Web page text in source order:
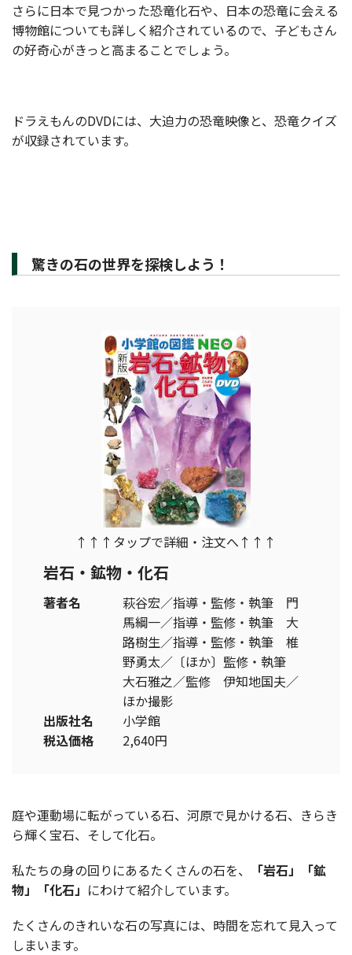
さらに日本で見つかった恐竜化石や、日本の恐竜に会える
博物館についても詳しく紹介されているので、子どもさん
の好奇心がきっと高まることでしょう。
ドラえもんのDVDには、大迫力の恐竜映像と、恐竜クイズ
が収録されています。
驚きの石の世界を探検しよう！
↑↑↑タップで詳細・注文へ↑↑↑
岩石・鉱物・化石
著者名
萩谷宏／指導・監修・執筆 門
馬綱一／指導・監修・執筆 大
路樹生／指導・監修・執筆 椎
野勇太／〔ほか〕監修・執筆
大石雅之／監修 伊知地国夫／
ほか撮影
出版社名
小学館
税込価格
2,640円
庭や運動場に転がっている石、河原で見かける石、きらき
ら輝く宝石、そして化石。
私たちの身の回りにあるたくさんの石を、
「岩石」「鉱
物」「化石」 にわけて紹介しています。
たくさんのきれいな石の写真には、時間を忘れて見入って
しまいます。